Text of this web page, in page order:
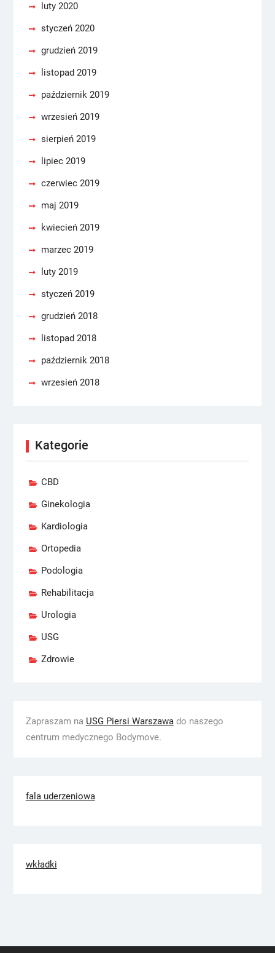
luty 2020
styczeń 2020
grudzień 2019
listopad 2019
październik 2019
wrzesień 2019
sierpień 2019
lipiec 2019
czerwiec 2019
maj 2019
kwiecień 2019
marzec 2019
luty 2019
styczeń 2019
grudzień 2018
listopad 2018
październik 2018
wrzesień 2018
Kategorie
CBD
Ginekologia
Kardiologia
Ortopedia
Podologia
Rehabilitacja
Urologia
USG
Zdrowie
Zapraszam na USG Piersi Warszawado naszego
centrum medycznego Bodymove.
fala uderzeniowa
wkładki